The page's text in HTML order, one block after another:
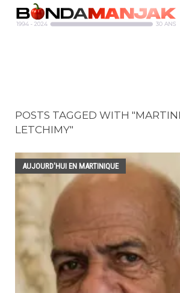
POSTS TAGGED WITH
LETCHIMY"
AUJOURD'HUI EN MARTINIQUE